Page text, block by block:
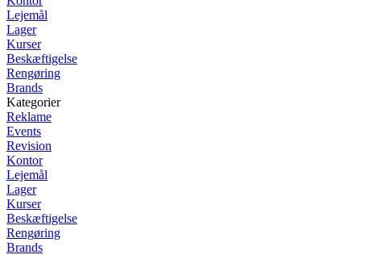
Lejemål
Lager
Kurser
Beskæftigelse
Rengøring
Brands
Kategorier
Reklame
Events
Revision
Kontor
Lejemål
Lager
Kurser
Beskæftigelse
Rengøring
Brands